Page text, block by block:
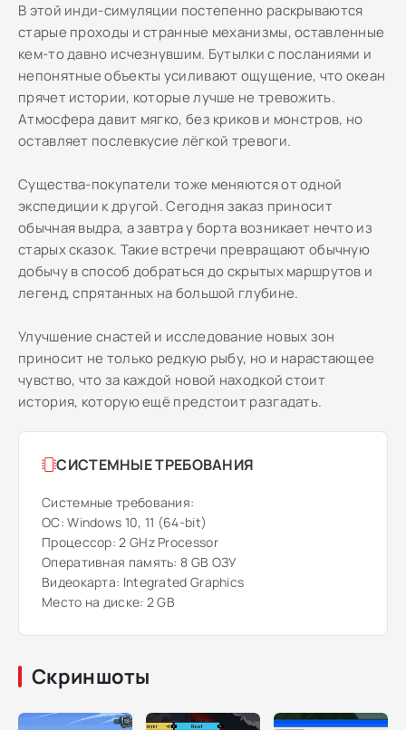
В этой инди-симуляции постепенно раскрываются
старые проходы и странные механизмы, оставленные
кем-то давно исчезнувшим. Бутылки с посланиями и
непонятные объекты усиливают ощущение, что океан
прячет истории, которые лучше не тревожить.
Атмосфера давит мягко, без криков и монстров, но
оставляет послевкусие лёгкой тревоги.
Существа-покупатели тоже меняются от одной
экспедиции к другой. Сегодня заказ приносит
обычная выдра, а завтра у борта возникает нечто из
старых сказок. Такие встречи превращают обычную
добычу в способ добраться до скрытых маршрутов и
легенд, спрятанных на большой глубине.
Улучшение снастей и исследование новых зон
приносит не только редкую рыбу, но и нарастающее
чувство, что за каждой новой находкой стоит
история, которую ещё предстоит разгадать.
СИСТЕМНЫЕ ТРЕБОВАНИЯ
Системные требования:
ОС: Windows 10, 11 (64-bit)
Процессор: 2 GHz Processor
Оперативная память: 8 GB ОЗУ
Видеокарта: Integrated Graphics
Место на диске: 2 GB
Скриншоты